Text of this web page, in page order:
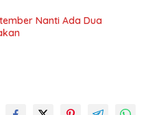
Nanti Ada Dua